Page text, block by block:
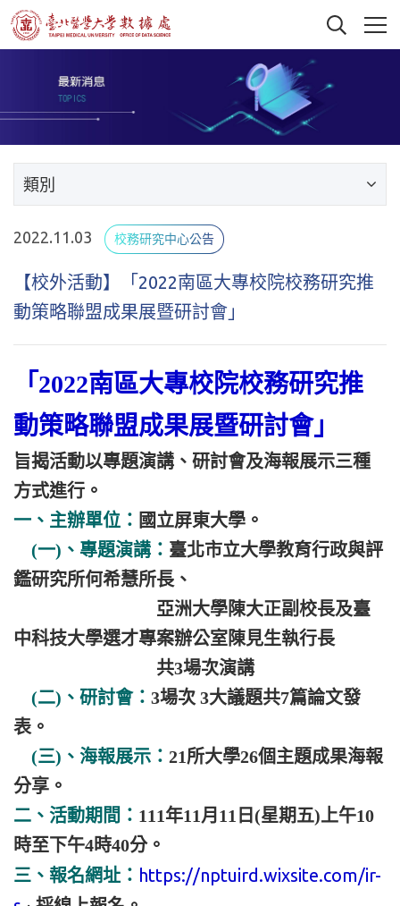
類別
2022.11.03 校務研究中心公告
【校外活動】「2022南區大專校院校務研究推
動策略聯盟成果展暨研討會」
「2022南區大專校院校務研究推
動策略聯盟成果展暨研討會」
旨揭活動以專題演講、研討會及海報展示三種
方式進行。
一、主辦單位： 國立屏東大學。
(一)、專題演講： 臺北市立大學教育行政與評
鑑研究所何希慧所長、
亞洲大學陳大正副校長及臺
中科技大學選才專案辦公室陳見生執行長
共3場次演講
(二)、研討會： 3場次 3大議題共7篇論文發
表。
(三)、海報展示： 21所大學26個主題成果海報
分享。
二、活動期間： 111年11月11日(星期五)上午10
時至下午4時40分。
三、報名網址： https://nptuird.wixsite.com/ir-